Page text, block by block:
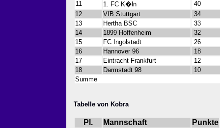
11
1. FC K�ln
40
12
VfB Stuttgart
34
13
Hertha BSC
33
14
1899 Hoffenheim
32
15
FC Ingolstadt
26
16
Hannover 96
18
17
Eintracht Frankfurt
12
18
Darmstadt 98
10
Summe
Tabelle von Kobra
Pl. Mannschaft Punkte